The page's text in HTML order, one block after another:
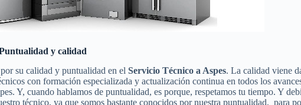
y calidad
su calidad y puntualidad en el Servicio Técnico a Aspes. La calidad viene
con formación especializada y actualización continua en todos los
Y, cuando hablamos de puntualidad, es porque, respetamos tu tiempo. Y
técnico, ya que somos bastante conocidos por nuestra puntualidad, para